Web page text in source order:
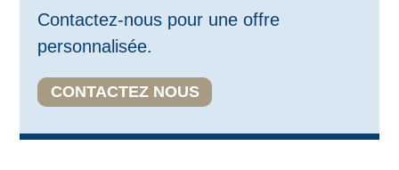
Contactez-nous pour une offre
personnalisée.
CONTACTEZ NOUS